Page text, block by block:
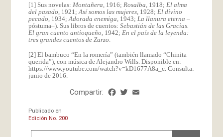
[1] Sus novelas: Montañera , 1916; Rosalba , 1918; El alma
del pasado , 1921; Así somos las mujeres, 1928; El divino
pecado , 1934; Adorada enemiga , 1943; La llanura eterna –
póstuma–). Sus libros de cuentos: Sebastián de las Gracias.
El gran cuento antioqueño , 1942; En el país de la leyenda:
tres grandes cuentos de Zarzo
[2] El bambuco “En la romería” (también llamado “Chinita
querida”), con música de Alejandro Wills. Disponible en:
https://www.youtube.com/watch?v=kD1677A8a_c. Consulta:
junio de 2016.
Compartir: Facebook
Twitter
Publicado en
Edición No. 200